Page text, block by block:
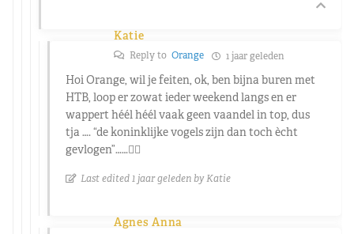
Katie
Reply to Orange 1 jaar geleden
Hoi Orange, wil je feiten, ok, ben bijna buren met
HTB, loop er zowat ieder weekend langs en er
wappert héél héél vaak geen vaandel in top, dus
tja …. “de koninklijke vogels zijn dan toch ècht
gevlogen”……🤷‍♀️
Last edited 1 jaar geleden by Katie
Agnes Anna